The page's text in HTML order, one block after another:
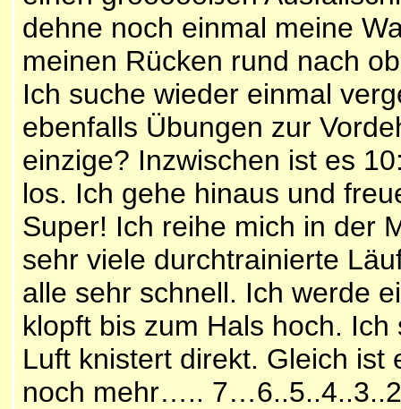
dehne noch einmal meine
meinen Rücken rund nach
Ich suche wieder einmal
ebenfalls Übungen zur
einzige? Inzwischen ist es
los. Ich gehe hinaus und
Super! Ich reihe mich in der
sehr viele durchtrainierte
alle sehr schnell. Ich werde
klopft bis zum Hals hoch.
Luft knistert direkt. Gleich ist
noch mehr…..